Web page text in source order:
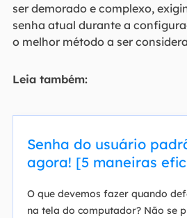
ser demorado e complexo,
senha atual durante a
o melhor método a ser
Leia também:
Senha do usuário
agora! [5 maneiras
O que devemos fazer quando
na tela do computador? Não se